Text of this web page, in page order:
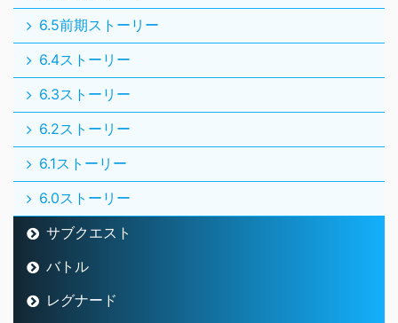
6.5前期ストーリー
6.4ストーリー
6.3ストーリー
6.2ストーリー
6.1ストーリー
6.0ストーリー
サブクエスト
バトル
レグナード